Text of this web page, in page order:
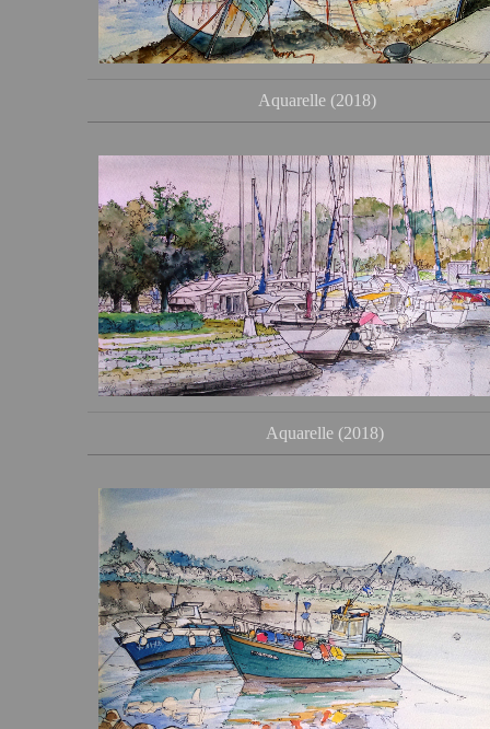
Aquarelle (2018)
Aquarelle (2018)